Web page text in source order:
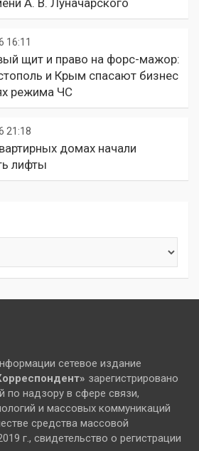
А. В. Луначарского
16:11
щит и право на форс-мажор:
и Крым спасают бизнес
режима ЧС
21:18
домах начали
лифты
сетевое издание
зарегистрировано
надзору в сфере связи,
и массовых коммуникаций
средства массовой
г., свидетельство о регистрации